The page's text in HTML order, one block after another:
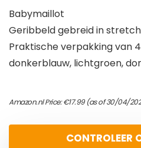
Babymaillot
Geribbeld gebreid in
Praktische verpakking van
donkerblauw, lichtgroen,
Amazon.nl Price:€17.99(as of 30/04/
CONTROLEER